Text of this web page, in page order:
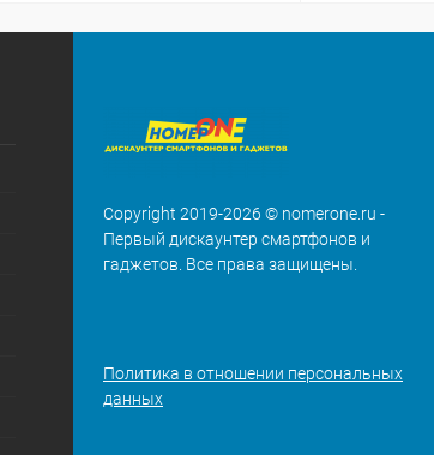
Copyright 2019-2026 © nomerone.ru -
Первый дискаунтер смартфонов и
гаджетов. Все права защищены.
Политика в отношении персональных
данных